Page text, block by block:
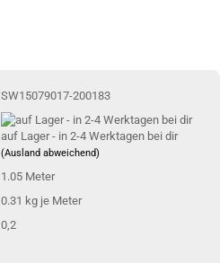
SW15079017-200183
auf Lager - in 2-4 Werktagen bei dir
(Ausland abweichend)
1.05 Meter
0.31 kg je Meter
0,2